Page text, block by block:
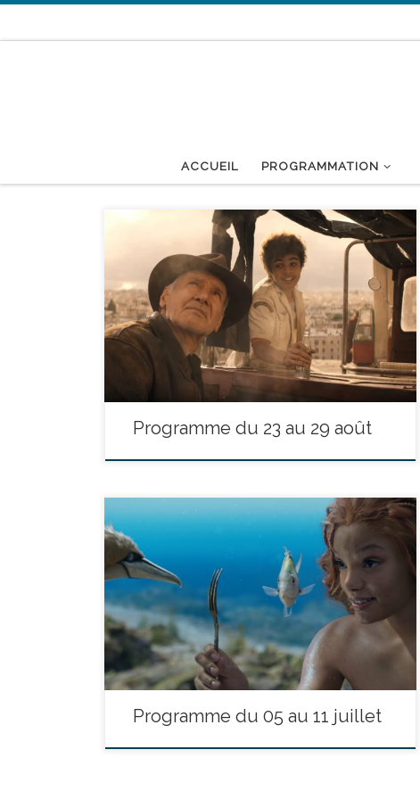
ACCUEIL PROGRAMMATION
réalisé par James Mangold - avec Harrison Ford,
Phoebe Waller-Bridge, Mads Mikkelsen durée : 2h34’
1969. Après avoir passé plus de dix ans à enseigner
au Hunter College de New York, l’estimé docteur
Jones, professeur d’archéologie, est sur le point de
prendre sa retraite et de couler des jours paisibles. […]
Programme du 23 au 29 août
réalisé par Andy Muschietti - avec Ezra Miller, Sasha
Calle, Michael Shannon durée : 2h24’ Les réalités
s’affrontent dans THE FLASH lorsque Barry se sert de
ses super-pouvoirs pour remonter le temps et modifier
son passé. Mais ses efforts pour sauver sa famille ne
sont pas sans conséquences sur l’avenir, […]
Programme du 05 au 11 juillet